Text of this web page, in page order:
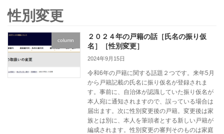
性別変更
column
２０２４年の戸籍の話［氏名の振り仮
名］［性別変更］
2024年9月15日
令和6年の戸籍に関する話題２つです。来年5月
から戸籍記載の氏名に振り仮名が登録されま
す。事前に、自治体が認識していた振り仮名が
本人宛に通知されますので、誤っている場合は
届出ます。次に性別変更後の戸籍。変更後は家
族とは別に、本人を筆頭者とする新しい戸籍が
編成されます。性別変更の審判そのものは家庭